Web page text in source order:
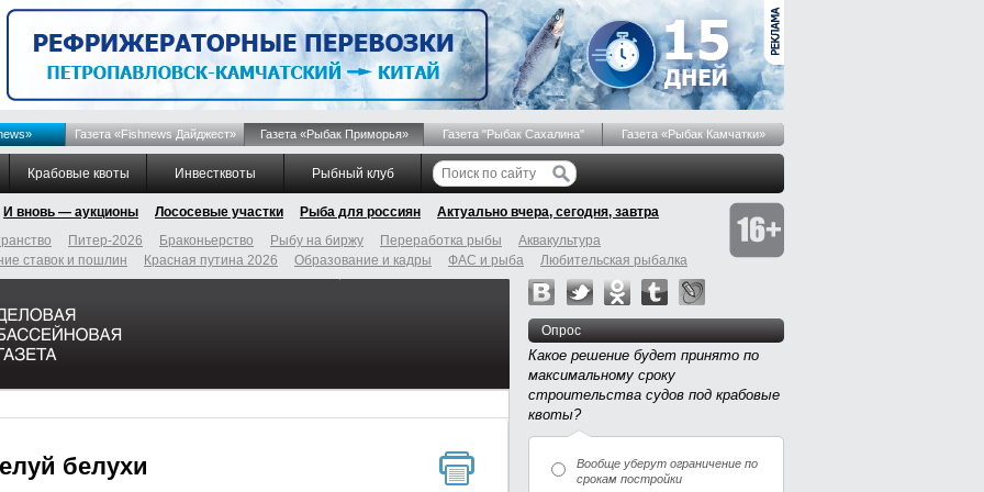
Газета «Fishnews Дайджест» Газета «Рыбак Приморья» Газета "Рыбак Сахалина" Газета «Рыбак Камчатки»
Крабовые квоты Инвестквоты Рыбный клуб
И вновь — аукционы Лососевые участки Рыба для россиян
Актуально вчера, сегодня, завтра
Питер-2026 Браконьерство Рыбу на биржу Переработка рыбы
Аквакультура
ставок и пошлин Красная путина 2026 Образование и кадры ФАС и рыба Любительская рыбалка
белухи
Опрос
Какое решение будет принято по
максимальному сроку
строительства судов под крабовые
квоты?
Вообще уберут ограничение по
срокам постройки